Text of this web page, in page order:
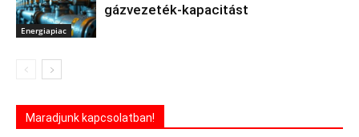
Energiapiac
gázvezeték-kapacitást
Maradjunk kapcsolatban!